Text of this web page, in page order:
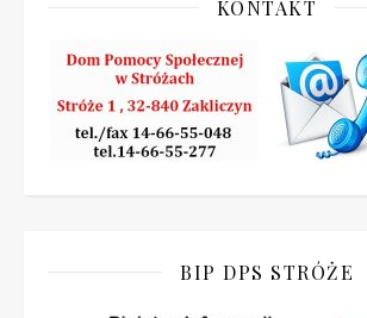
KONTAKT
BIP DPS STRÓŻE